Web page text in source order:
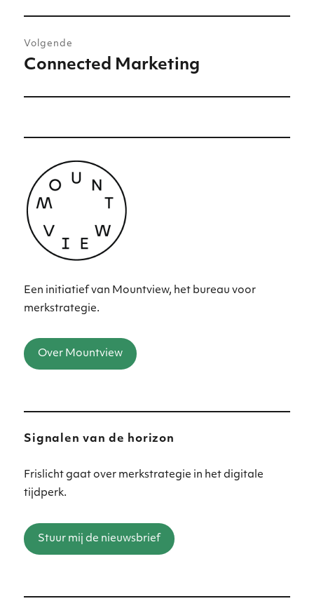
Volgende
Volgend
Connected Marketing
Een initiatief van Mountview, het bureau voor
merkstrategie.
Over Mountview
Signalen van de horizon
Frislicht gaat over merkstrategie in het digitale
tijdperk.
Stuur mij de nieuwsbrief